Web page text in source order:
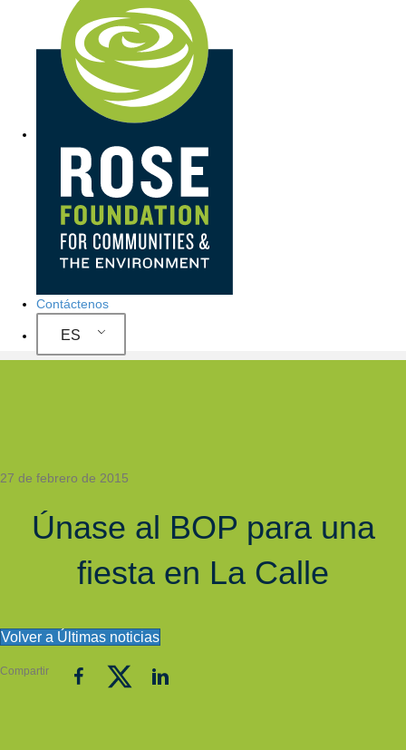
Contáctenos
ES
27 de febrero de 2015
Únase al BOP para una
fiesta en La Calle
Volver a Últimas noticias
Compartir